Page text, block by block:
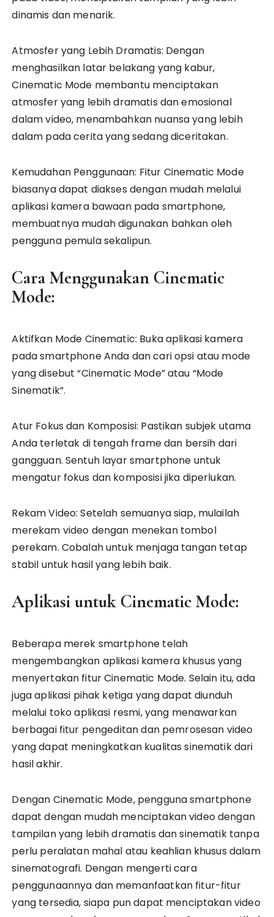
dinamis dan menarik.
Atmosfer yang Lebih Dramatis: Dengan
menghasilkan latar belakang yang kabur,
Cinematic Mode membantu menciptakan
atmosfer yang lebih dramatis dan emosional
dalam video, menambahkan nuansa yang lebih
dalam pada cerita yang sedang diceritakan.
Kemudahan Penggunaan: Fitur Cinematic Mode
biasanya dapat diakses dengan mudah melalui
aplikasi kamera bawaan pada smartphone,
membuatnya mudah digunakan bahkan oleh
pengguna pemula sekalipun.
Cara Menggunakan Cinematic
Mode:
Aktifkan Mode Cinematic: Buka aplikasi kamera
pada smartphone Anda dan cari opsi atau mode
yang disebut “Cinematic Mode” atau “Mode
Sinematik”.
Atur Fokus dan Komposisi: Pastikan subjek utama
Anda terletak di tengah frame dan bersih dari
gangguan. Sentuh layar smartphone untuk
mengatur fokus dan komposisi jika diperlukan.
Rekam Video: Setelah semuanya siap, mulailah
merekam video dengan menekan tombol
perekam. Cobalah untuk menjaga tangan tetap
stabil untuk hasil yang lebih baik.
Aplikasi untuk Cinematic Mode:
Beberapa merek smartphone telah
mengembangkan aplikasi kamera khusus yang
menyertakan fitur Cinematic Mode. Selain itu, ada
juga aplikasi pihak ketiga yang dapat diunduh
melalui toko aplikasi resmi, yang menawarkan
berbagai fitur pengeditan dan pemrosesan video
yang dapat meningkatkan kualitas sinematik dari
hasil akhir.
Dengan Cinematic Mode, pengguna smartphone
dapat dengan mudah menciptakan video dengan
tampilan yang lebih dramatis dan sinematik tanpa
perlu peralatan mahal atau keahlian khusus dalam
sinematografi. Dengan mengerti cara
penggunaannya dan memanfaatkan fitur-fitur
yang tersedia, siapa pun dapat menciptakan video